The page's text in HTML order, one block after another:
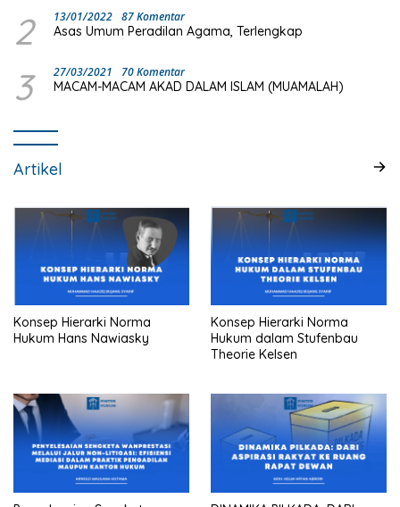
2 13/01/2022 87 Komentar
Asas Umum Peradilan Agama, Terlengkap
3 27/03/2021 70 Komentar
MACAM-MACAM AKAD DALAM ISLAM (MUAMALAH)
Artikel
Konsep Hierarki Norma
Hukum Hans Nawiasky
Konsep Hierarki Norma
Hukum dalam Stufenbau
Theorie Kelsen